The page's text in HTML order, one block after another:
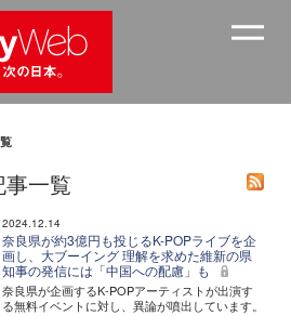
一覧
2024.12.14
奈良県が約3億円も投じるK-POPライブを企
画し、大ブーイング 理解を求めた維新の県
知事の発信には「中国への配慮」も
奈良県が企画するK-POPアーティストが出演す
る無料イベントに対し、異論が噴出しています。